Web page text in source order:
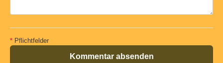
* Pflichtfelder
Kommentar absenden